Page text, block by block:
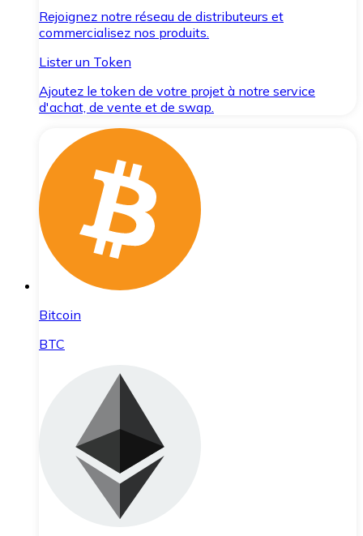
Rejoignez notre réseau de distributeurs et
commercialisez nos produits.
Lister un Token
Ajoutez le token de votre projet à notre service
d'achat, de vente et de swap.
Bitcoin
BTC